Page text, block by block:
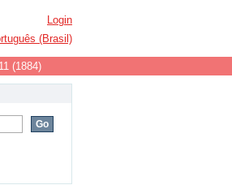
Login
(Brasil)
(1884)